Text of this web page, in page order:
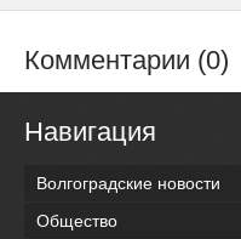
Комментарии (0)
Навигация
Волгоградские новости
Общество